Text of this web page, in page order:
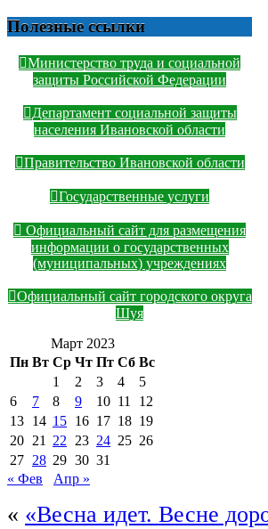
Полезные ссылки
Министерство труда и социальной
защиты Российской Федерации
Департамент социальной защиты
населения Ивановской области
Правительство Ивановской области
Государственные услуги
Официальный сайт для размещения
информации о государственных
(муниципальных) учреждениях
Официальный сайт городского округа
Шуя
Март 2023
Пн Вт Ср Чт Пт Сб Вс
1
2 3 4
5
6
7 8 9 10 11
12
13 14 15 16 17 18 19
20 21 22 23 24 25 26
27 28 29 30 31
« Фев
Апр »
« «Весна идет. Весне